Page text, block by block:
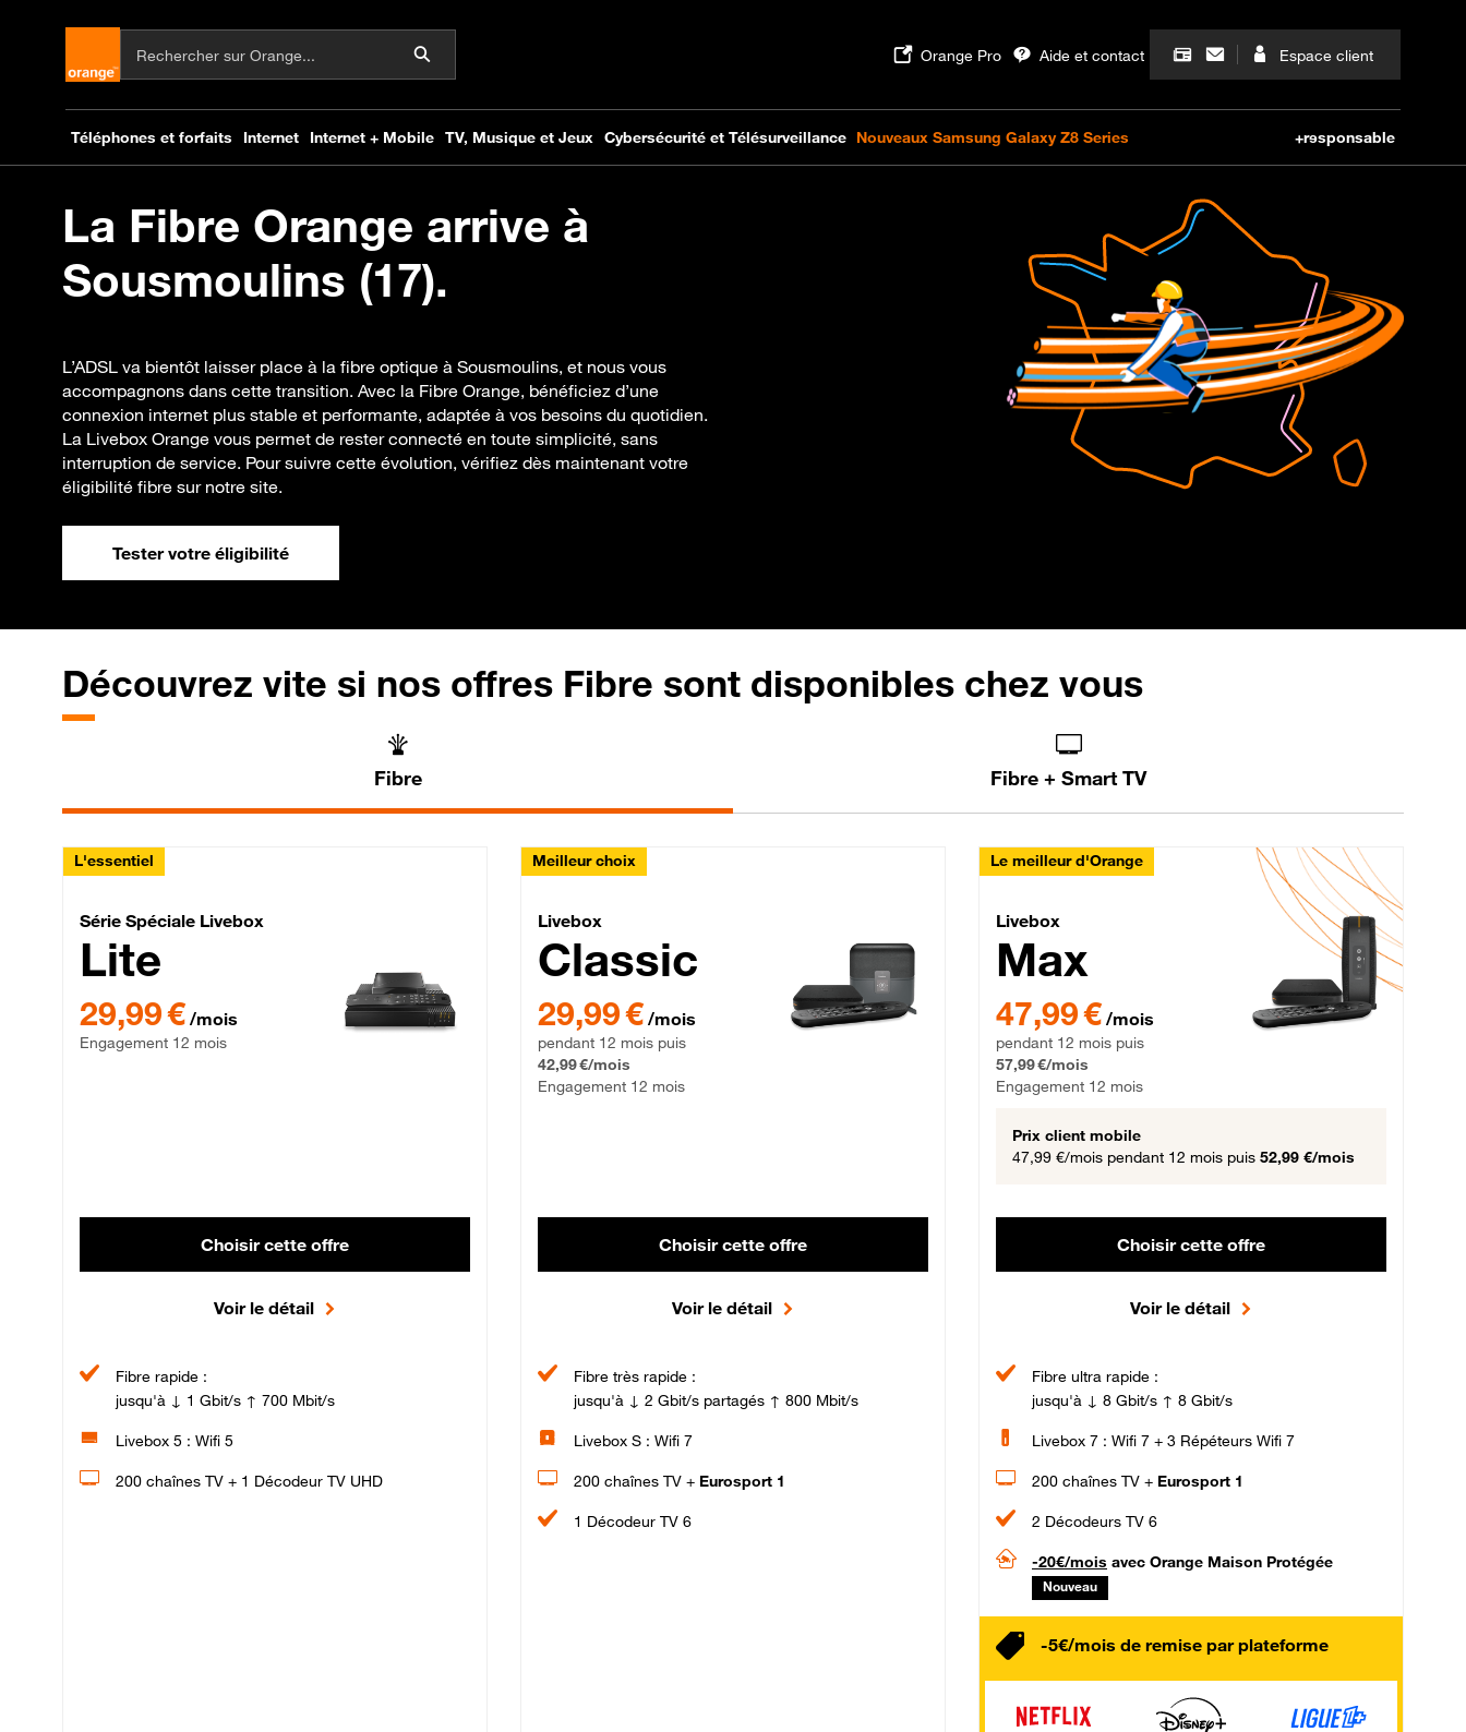
La Fibre Orange arrive à
Sousmoulins (17).
L’ADSL va bientôt laisser place à la fibre optique à Sousmoulins, et nous vous
accompagnons dans cette transition. Avec la Fibre Orange, bénéficiez d’une
connexion internet plus stable et performante, adaptée à vos besoins du quotidien.
La Livebox Orange vous permet de rester connecté en toute simplicité, sans
interruption de service. Pour suivre cette évolution, vérifiez dès maintenant votre
éligibilité fibre sur notre site.
Tester votre éligibilité
Découvrez vite si nos offres Fibre sont disponibles chez vous
Fibre Fibre + Smart TV
L'essentiel
Série Spéciale Livebox Lite Fibre
Série Spéciale Livebox
Lite
29,99 € par mois , Engagement 12 mois
29,99 € /mois
Engagement 12 mois
Choisir cette offre
Voir le détail
Fibre rapide :
jusqu'à ↓ 1 Gbit/s ↑ 700 Mbit/s
Livebox 5 : Wifi 5
200 chaînes TV + 1 Décodeur TV UHD
Meilleur choix
Livebox Classic Fibre
Livebox
Classic
29,99 € par mois pendant 12 mois puis 42,99 € par mois, Engagement 12 mois
29,99 € /mois
pendant 12 mois puis
42,99 €/mois
Engagement 12 mois
Choisir cette offre
Voir le détail
Fibre très rapide :
jusqu'à ↓ 2 Gbit/s partagés ↑ 800 Mbit/s
Livebox S : Wifi 7
200 chaînes TV + Eurosport 1
1 Décodeur TV 6
Le meilleur d'Orange
Livebox Max Fibre
Livebox
Max
47,99 € par mois pendant 12 mois puis 57,99 € par mois,
47,99 € /mois
pendant 12 mois puis
57,99 €/mois
Engagement 12 mois
Prix client mobile
47,99 €/mois pendant 12 mois puis 52,99 €/mois
Choisir cette offre
Voir le détail
Fibre ultra rapide :
jusqu'à ↓ 8 Gbit/s ↑ 8 Gbit/s
Livebox 7 : Wifi 7 + 3 Répéteurs Wifi 7
200 chaînes TV + Eurosport 1
2 Décodeurs TV 6
-20€/mois avec Orange Maison Protégée
Nouveau
-5€/mois de remise par plateforme